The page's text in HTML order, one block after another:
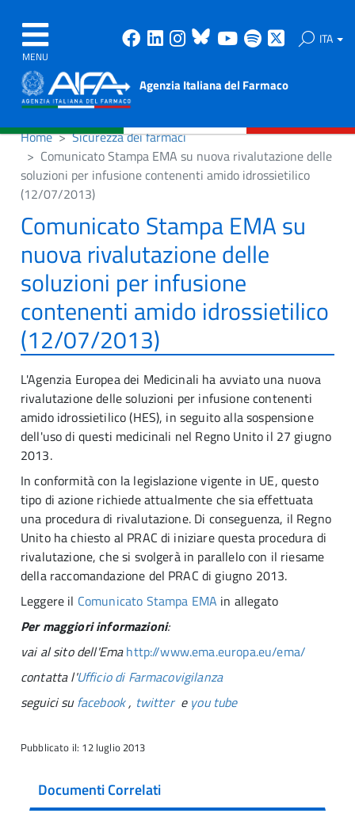
MENU
Facebook
Linkedin
Instagram
Bluesky
Youtube
Spotify ITA
Agenzia Italiana del Farmaco
Home
Sicurezza dei farmaci
Comunicato Stampa EMA su nuova rivalutazione delle
soluzioni per infusione contenenti amido idrossietilico
(12/07/2013)
Comunicato Stampa EMA su
nuova rivalutazione delle
soluzioni per infusione
contenenti amido idrossietilico
(12/07/2013)
L'Agenzia Europea dei Medicinali ha avviato una nuova
rivalutazione delle soluzioni per infusione contenenti
amido idrossietilico (HES), in seguito alla sospensione
dell'uso di questi medicinali nel Regno Unito il 27 giugno
2013.
In conformità con la legislazione vigente in UE, questo
tipo di azione richiede attualmente che sia effettuata
una procedura di rivalutazione. Di conseguenza, il Regno
Unito ha chiesto al PRAC di iniziare questa procedura di
rivalutazione, che si svolgerà in parallelo con il riesame
della raccomandazione del PRAC di giugno 2013.
Leggere il Comunicato Stampa EMA in allegato
Per maggiori informazioni:
vai al sito dell'Emahttp://www.ema.europa.eu/ema/
contatta l'Ufficio di Farmacovigilanza
seguici sufacebook, twitter e you tube
Pubblicato il: 12 luglio 2013
Documenti Correlati